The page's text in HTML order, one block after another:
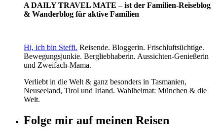
A DAILY TRAVEL MATE – ist der Familien-Reiseblog
& Wanderblog für aktive Familien
Hi, ich bin Steffi. Reisende. Bloggerin. Frischluftsüchtige.
Bewegungsjunkie. Bergliebhaberin. Aussichten-Genießerin
und Zweifach-Mama.
Verliebt in die Welt & ganz besonders in Tasmanien,
Neuseeland, Tirol und Irland. Wahlheimat: München & die
Welt.
Folge mir auf meinen Reisen